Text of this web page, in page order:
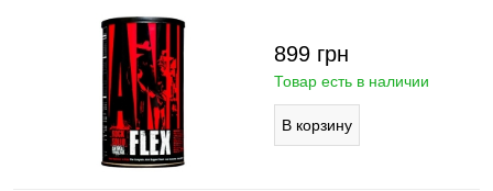
899 грн
Товар есть в наличии